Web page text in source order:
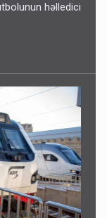
həlledici